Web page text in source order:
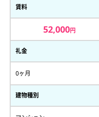
賃料
52,000円
礼金
0ヶ月
建物種別